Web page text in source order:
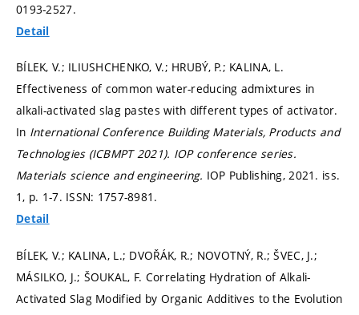
0193-2527.
Detail
BÍLEK, V.; ILIUSHCHENKO, V.; HRUBÝ, P.; KALINA, L.
Effectiveness of common water-reducing admixtures in
alkali-activated slag pastes with different types of activator.
In International Conference Building Materials, Products and
Technologies (ICBMPT 2021). IOP conference series.
Materials science and engineering. IOP Publishing, 2021. iss.
1, p. 1-7. ISSN: 1757-8981.
Detail
BÍLEK, V.; KALINA, L.; DVOŘÁK, R.; NOVOTNÝ, R.; ŠVEC, J.;
MÁSILKO, J.; ŠOUKAL, F. Correlating Hydration of Alkali-
Activated Slag Modified by Organic Additives to the Evolution